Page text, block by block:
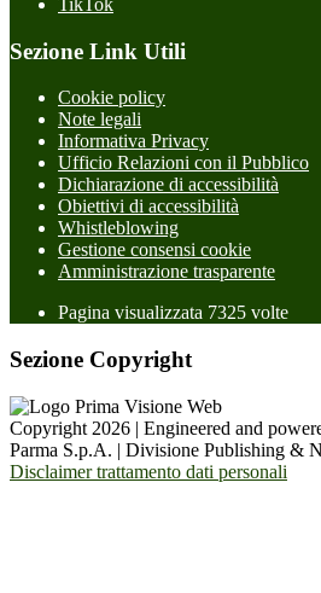
TikTok
Sezione Link Utili
Cookie policy
Note legali
Informativa Privacy
Ufficio Relazioni con il Pubblico
Dichiarazione di accessibilità
Obiettivi di accessibilità
Whistleblowing
Gestione consensi cookie
Amministrazione trasparente
Pagina visualizzata 7325 volte
Sezione Copyright
Copyright 2026 | Engineered and
Parma S.p.A. | Divisione Publishing &
Disclaimer trattamento dati personali